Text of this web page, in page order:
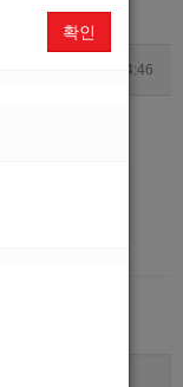
2017.08.09 14:46
확인